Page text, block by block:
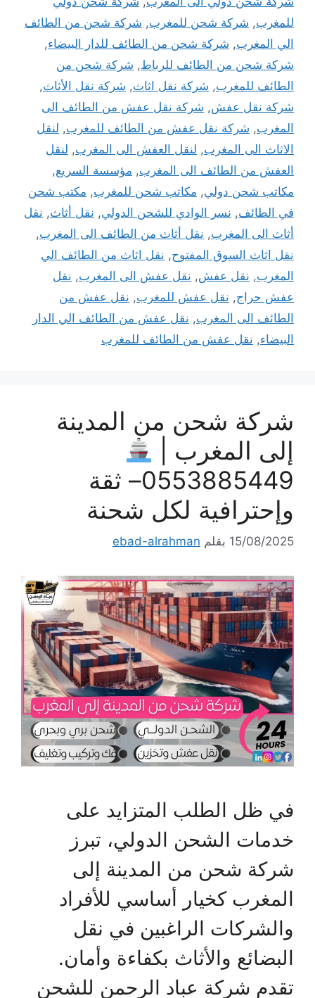
للمغرب, شركة شحن للمغرب, شركة شحن من الطائف
الي المغرب, شركة شحن من الطائف للدار البيضاء,
شركة شحن من الطائف للرباط, شركة شحن من
الطائف للمغرب, شركة نقل اثاث, شركة نقل الأثاث,
شركة نقل عفش, شركة نقل عفش من الطائف الى
المغرب, شركة نقل عفش من الطائف للمغرب, لنقل
الاثاث الى المغرب, لنقل العفش الى المغرب, لنقل
العفش من الطائف الى المغرب, مؤسسة السريع,
مكاتب شحن دولي, مكاتب شحن للمغرب, مكتب شحن
في الطائف, نسر الوادي للشحن الدولي, نقل أثاث, نقل
أثاث الى المغرب, نقل أثاث من الطائف الى المغرب,
نقل اثاث السوق المفتوح, نقل اثاث من الطائف الي
المغرب, نقل عفش, نقل عفش الى المغرب, نقل
عفش حراج, نقل عفش للمغرب, نقل عفش من
الطائف الى المغرب, نقل عفش من الطائف الي الدار
البيضاء, نقل عفش من الطائف للمغرب
شركة شحن من المدينة
إلى المغرب |
0553885449– ثقة
وإحترافية لكل شحنة
15/08/2025 بقلم ebad-alrahman
في ظل الطلب المتزايد على
خدمات الشحن الدولي، تبرز
شركة شحن من المدينة إلى
المغرب كخيار أساسي للأفراد
والشركات الراغبين في نقل
البضائع والأثاث بكفاءة وأمان.
تقدم شركة عباد الرحمن للشحن